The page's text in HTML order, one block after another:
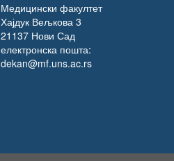
Медицински факултет
Хајдук Вељкова 3
21137 Нови Сад
електронска пошта:
dekan@mf.uns.ac.rs